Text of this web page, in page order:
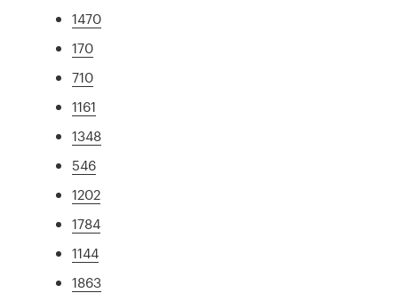
1470
170
710
1161
1348
546
1202
1784
1144
1863